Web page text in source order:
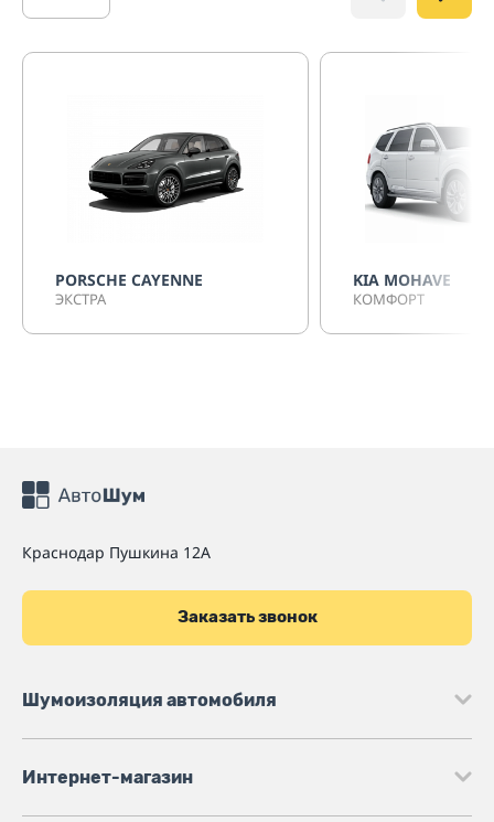
PORSCHE CAYENNE
ЭКСТРА
KIA MOHAVE
КОМФОРТ
Краснодар Пушкина 12А
Заказать звонок
Шумоизоляция автомобиля
Интернет-магазин